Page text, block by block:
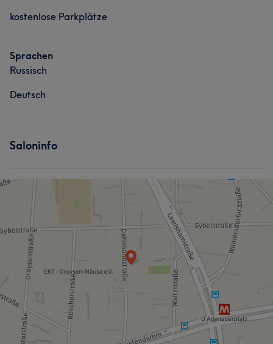
kostenlose Parkplätze
Sprachen
Russisch
Deutsch
Saloninfo